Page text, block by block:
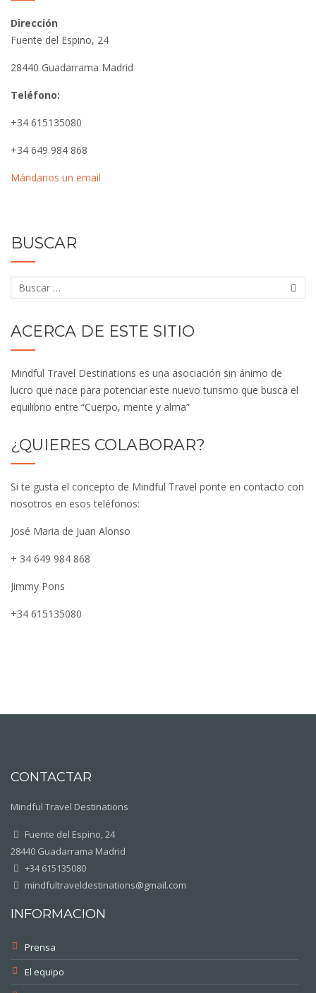
Dirección
Fuente del Espino, 24
28440 Guadarrama Madrid
Teléfono:
+34 615135080
+34 649 984 868
Mándanos un email
BUSCAR
ACERCA DE ESTE SITIO
Mindful Travel Destinations es una asociación sin ánimo de
lucro que nace para potenciar este nuevo turismo que busca el
equilibrio entre “Cuerpo, mente y alma”
¿QUIERES COLABORAR?
Si te gusta el concepto de Mindful Travel ponte en contacto con
nosotros en esos teléfonos:
José Maria de Juan Alonso
+ 34 649 984 868
Jimmy Pons
+34 615135080
CONTACTAR
Mindful Travel Destinations
Fuente del Espino, 24
28440 Guadarrama Madrid
+34 615135080
mindfultraveldestinations@gmail.com
INFORMACION
Prensa
El equipo